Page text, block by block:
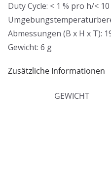
Duty Cycle: < 1 % pro h/<
Abmessungen (B x H x T):
Gewicht: 6 g
Zusätzliche Informationen
GEWICHT